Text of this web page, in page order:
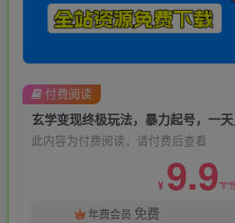
此内容为付费阅读，请付费后查看
¥ 9.9¥
年费会员 免费
付费阅读